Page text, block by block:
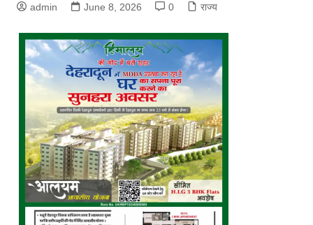
admin June 8, 2026 0 राज्य